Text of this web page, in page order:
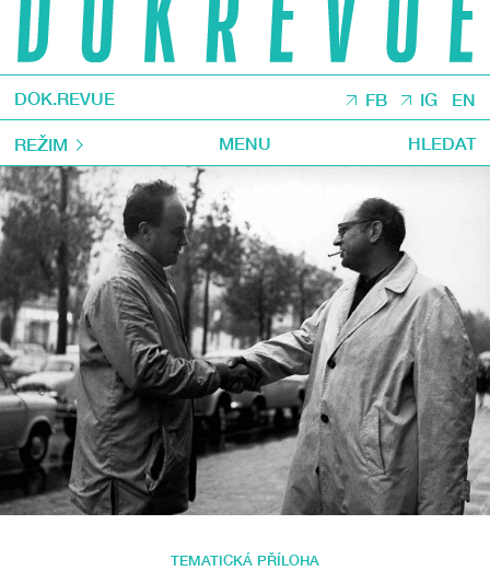
DOK.REVUE FB IG EN
REŽIM MENU HLEDAT
TEMATICKÁ PŘÍLOHA